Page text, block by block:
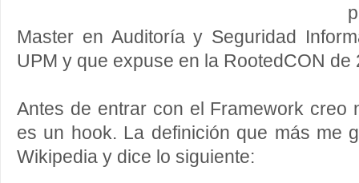
Master en Auditoría y Seguridad
UPM y que expuse en la RootedCON de
Antes de entrar con el Framework creo
es un hook. La definición que más me
Wikipedia y dice lo siguiente: